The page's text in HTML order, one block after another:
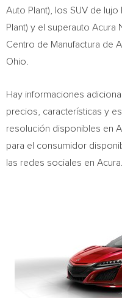
Auto Plant), los SUV de lujo
Plant) y el superauto Acura
Centro de Manufactura de
Ohio
Hay informaciones
precios, características y
resolución disponibles en
para el consumidor
las redes sociales en